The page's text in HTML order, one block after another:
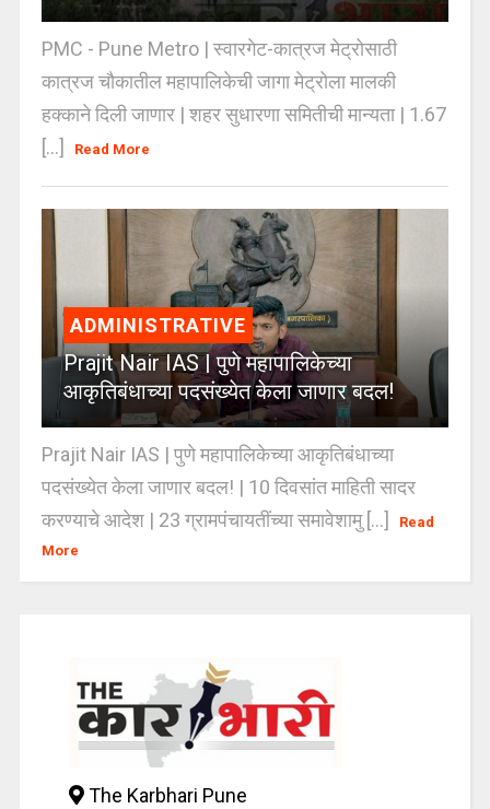
PMC - Pune Metro | स्वारगेट-कात्रज मेट्रोसाठी
कात्रज चौकातील महापालिकेची जागा मेट्रोला मालकी
हक्काने दिली जाणार | शहर सुधारणा समितीची मान्यता | 1.67
[...]
Read More
ADMINISTRATIVE
Prajit Nair IAS | पुणे महापालिकेच्या
आकृतिबंधाच्या पदसंख्येत केला जाणार बदल!
Prajit Nair IAS | पुणे महापालिकेच्या आकृतिबंधाच्या
पदसंख्येत केला जाणार बदल! | 10 दिवसांत माहिती सादर
करण्याचे आदेश | 23 ग्रामपंचायतींच्या समावेशामु [...]
Read
More
The Karbhari Pune